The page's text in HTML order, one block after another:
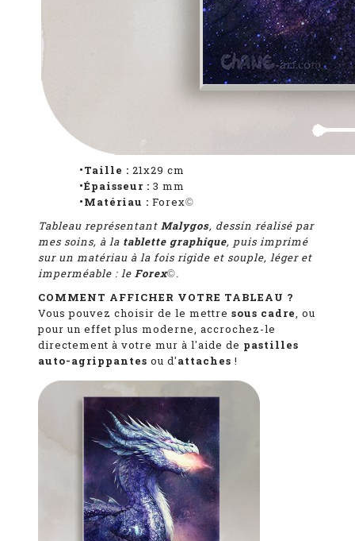
•Taille : 21x29 cm
•Épaisseur : 3 mm
•Matériau : Forex©
Tableau représentant Malygos, dessin réalisé par
mes soins, à la tablette graphique, puis imprimé
sur un matériau à la fois rigide et souple, léger et
imperméable : le Forex©.
COMMENT AFFICHER VOTRE TABLEAU ?
Vous pouvez choisir de le mettre sous cadre, ou
pour un effet plus moderne, accrochez-le
directement à votre mur à l'aide de pastilles
auto-agrippantes ou d'attaches !